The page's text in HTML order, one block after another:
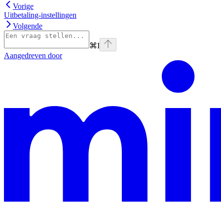
Vorige
Uitbetaling-instellingen
Volgende
⌘I
Aangedreven door